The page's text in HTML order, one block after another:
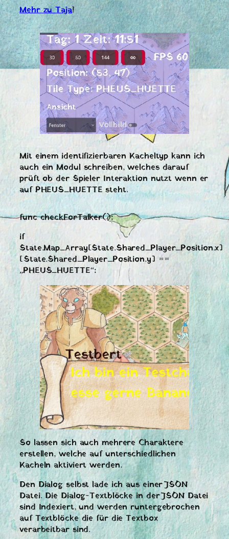
Mehr zu Taja!
Mit einem identifizierbaren Kacheltyp kann ich
auch ein Modul schreiben, welches darauf
prüft ob der Spieler Interaktion nutzt wenn er
auf PHEUS_HUETTE steht.
func checkForTalker():
if
State.Map_Array[State.Shared_Player_Position.x]
[State.Shared_Player_Position.y] ==
„PHEUS_HUETTE“:
So lassen sich auch mehrere Charaktere
erstellen, welche auf unterschiedlichen
Kacheln aktiviert werden.
Den Dialog selbst lade ich aus einer JSON
Datei. Die Dialog-Textblöcke in der JSON Datei
sind Indexiert, und werden runtergebrochen
auf Textblöcke die für die Textbox
verarbeitbar sind.